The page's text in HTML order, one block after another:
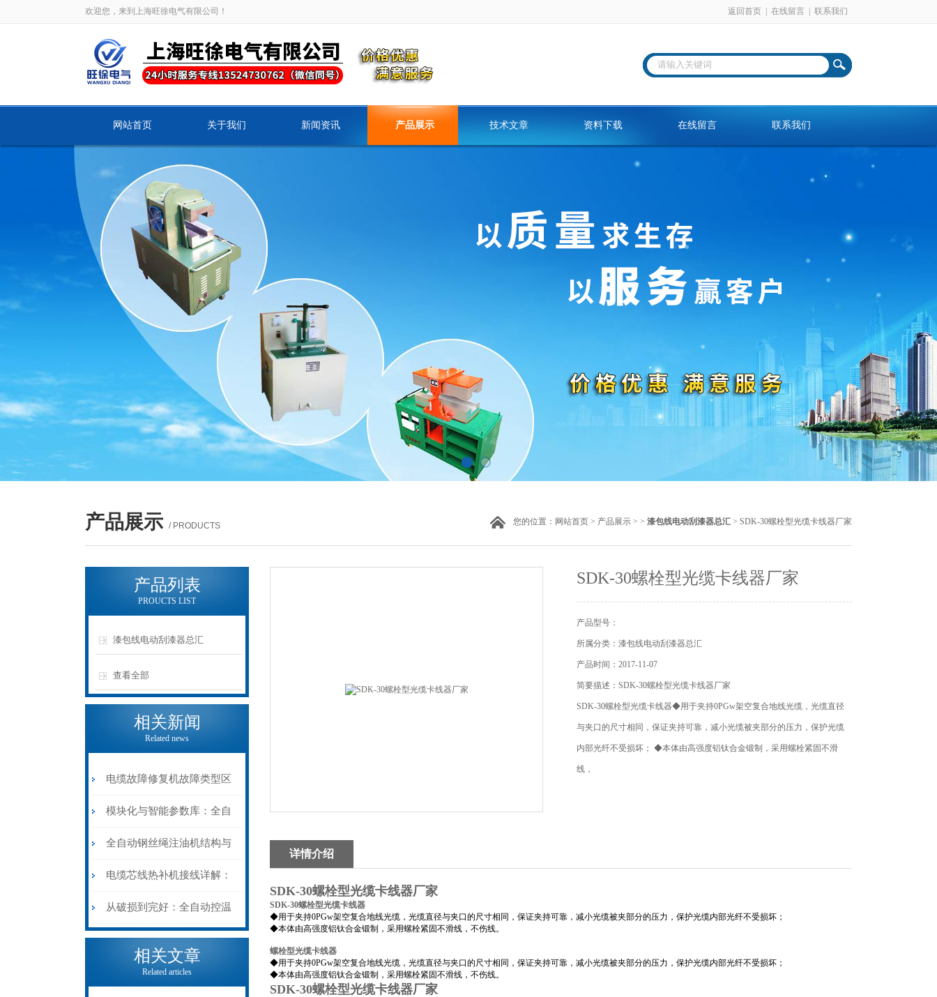
欢迎您，来到上海旺徐电气有限公司！ 返回首页 在线留言 联系我们
网站首页 关于我们 新闻资讯 产品展示 技术文章 资料下载 在线留言 联系我们
产品展示 / PRODUCTS 您的位置： 网站首页 > 产品展示 > > 漆包线电动刮漆器总汇 > SDK-30螺栓型光缆卡线器厂家
产品列表
PROUCTS LIST
漆包线电动刮漆器总汇
查看全部
相关新闻
Related news
电缆故障修复机故障类型区
分指南：从“绝缘电
阻”到“波形特征”的精准诊
断逻辑
模块化与智能参数库：全自
动电缆修复机的快速换型逻
辑
全自动钢丝绳注油机结构与
工作原理：揭秘高效润滑的
机械密码
电缆芯线热补机接线详解：
从入门到精通
从破损到完好：全自动控温
电缆热补机的核心价值
相关文章
Related articles
SDK-30螺栓型光缆卡线器厂家
产品型号：
所属分类：漆包线电动刮漆器总汇
产品时间：2017-11-07
简要描述：SDK-30螺栓型光缆卡线器厂家
SDK-30螺栓型光缆卡线器◆用于夹持0PGw架空复合地线光缆，光缆直径
与夹口的尺寸相同，保证夹持可靠，减小光缆被夹部分的压力，保护光缆
内部光纤不受损坏； ◆本体由高强度铝钛合金锻制，采用螺栓紧固不滑
线，
详情介绍
SDK-30螺栓型光缆卡线器厂家
SDK-30螺栓型光缆卡线器
◆用于夹持0PGw架空复合地线光缆，光缆直径与夹口的尺寸相同，保证夹持可靠，减小光缆被夹部分的压力，保护光缆内部光纤不受损坏；
◆本体由高强度铝钛合金锻制，采用螺栓紧固不滑线，不伤线。
螺栓型光缆卡线器
◆用于夹持0PGw架空复合地线光缆，光缆直径与夹口的尺寸相同，保证夹持可靠，减小光缆被夹部分的压力，保护光缆内部光纤不受损坏；
◆本体由高强度铝钛合金锻制，采用螺栓紧固不滑线，不伤线。
SDK-30螺栓型光缆卡线器厂家